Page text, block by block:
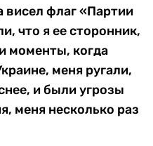
висел флаг «Партии
что я ее сторонник,
моменты, когда
меня ругали,
и были угрозы
меня несколько раз